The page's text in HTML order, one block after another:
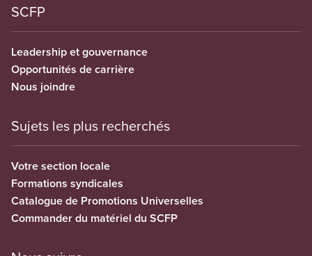
SCFP
Leadership et gouvernance
Opportunités de carrière
Nous joindre
Sujets les plus recherchés
Votre section locale
Formations syndicales
Catalogue de Promotions Universelles
Commander du matériel du SCFP